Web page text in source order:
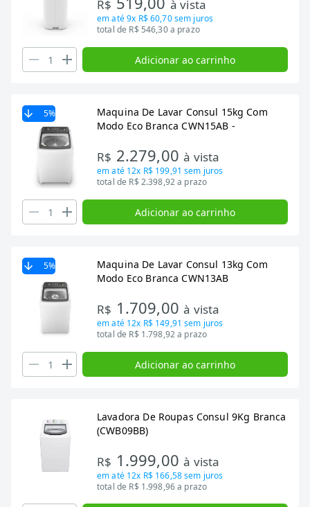
R$ à vista
em até9x R$ 60,70sem juros
total de R$ 546,30 a prazo
Adicionar ao carrinho
5%
Maquina De Lavar Consul 15kg Com
Modo Eco Branca CWN15AB -
R$ 2.279,00à vista
em até 12x R$ 199,91 sem juros
total de R$ 2.398,92 a prazo
Adicionar ao carrinho
5%
Maquina De Lavar Consul 13kg Com
Modo Eco Branca CWN13AB
R$ 1.709,00à vista
em até 12x R$ 149,91 sem juros
total de R$ 1.798,92 a prazo
Adicionar ao carrinho
Lavadora De Roupas Consul 9Kg Branca
(CWB09BB)
R$ 1.999,00à vista
em até 12x R$ 166,58sem juros
total de R$ 1.998,96 a prazo